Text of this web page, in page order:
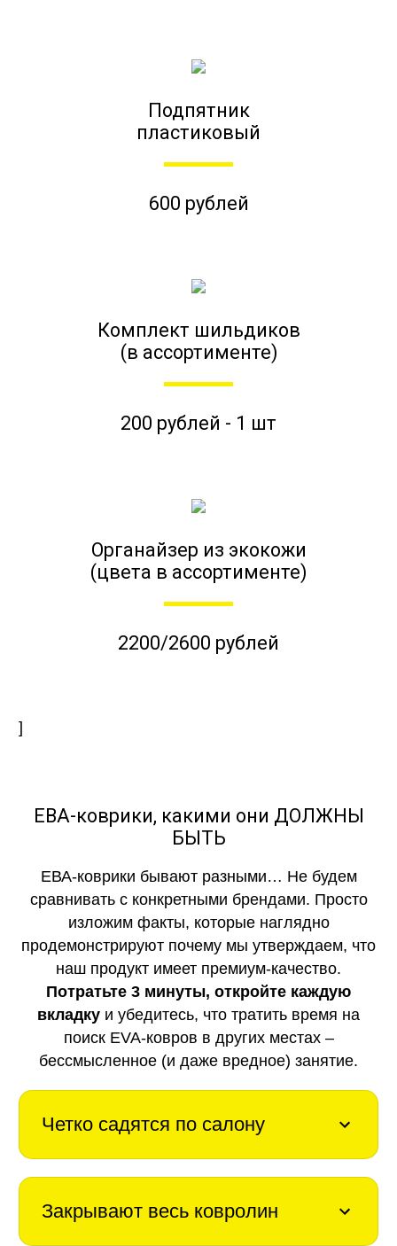
Подпятник
пластиковый
600 рублей
Комплект шильдиков
(в ассортименте)
200 рублей - 1 шт
Органайзер из экокожи
(цвета в ассортименте)
2200/2600 рублей
]
ЕВА-коврики, какими они ДОЛЖНЫ
БЫТЬ
ЕВА-коврики бывают разными… Не будем
сравнивать с конкретными брендами. Просто
изложим факты, которые наглядно
продемонстрируют почему мы утверждаем, что
наш продукт имеет премиум-качество.
Потратьте 3 минуты, откройте каждую
вкладку и убедитесь, что тратить время на
поиск EVA-ковров в других местах –
бессмысленное (и даже вредное) занятие.
Четко садятся по салону
Закрывают весь ковролин